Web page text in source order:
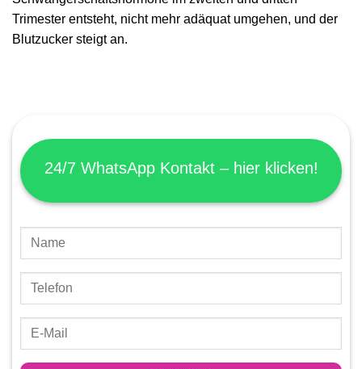
Trimester entsteht, nicht mehr adäquat umgehen, und der
Blutzucker steigt an.
24/7 WhatsApp Kontakt – hier klicken!